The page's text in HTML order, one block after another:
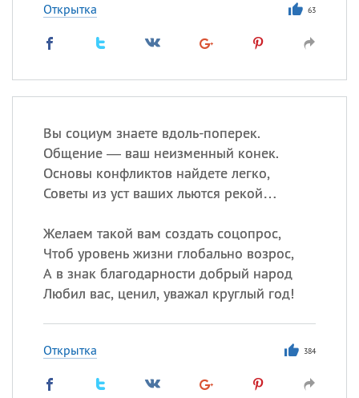
Открытка 63
Вы социум знаете вдоль-поперек.
Общение — ваш неизменный конек.
Основы конфликтов найдете легко,
Советы из уст ваших льются рекой…
Желаем такой вам создать соцопрос,
Чтоб уровень жизни глобально возрос,
А в знак благодарности добрый народ
Любил вас, ценил, уважал круглый год!
Открытка 384